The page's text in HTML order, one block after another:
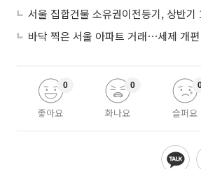
서울 집합건물 소유권이전등기, 상반기
바닥 찍은 서울 아파트 거래⋯세제 개
좋아요
0
화나요
0
슬퍼요